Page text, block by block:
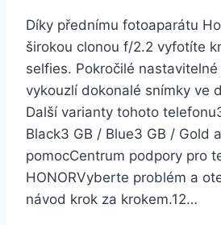
Díky přednímu fotoaparátu
širokou clonou f/2.2 vyfotíte
selfies. Pokročilé
vykouzlí dokonalé snímky ve
Další varianty tohoto
Black3 GB / Blue3 GB / Gold
pomocCentrum podpory pro
HONORVyberte problém a
návod krok za krokem.12…